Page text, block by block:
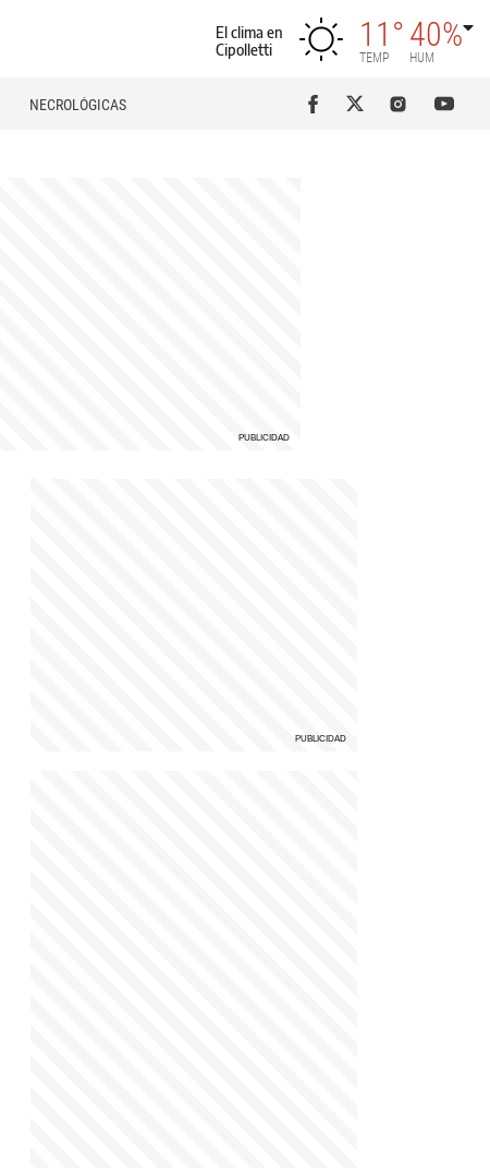
El clima en
Cipolletti
11°
TEMP
40%
HUM
NECROLÓGICAS